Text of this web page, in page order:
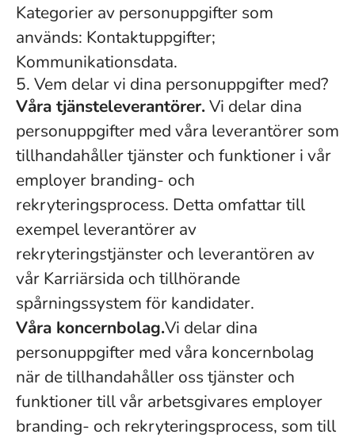
Kategorier av personuppgifter som
används: Kontaktuppgifter;
Kommunikationsdata.
5. Vem delar vi dina personuppgifter med?
Våra tjänsteleverantörer.Vi delar dina
personuppgifter med våra leverantörer som
tillhandahåller tjänster och funktioner i vår
employer branding- och
rekryteringsprocess. Detta omfattar till
exempel leverantörer av
rekryteringstjänster och leverantören av
vår Karriärsida och tillhörande
spårningssystem för kandidater.
Våra koncernbolag.Vi delar dina
personuppgifter med våra koncernbolag
när de tillhandahåller oss tjänster och
funktioner till vår arbetsgivares employer
branding- och rekryteringsprocess, som till